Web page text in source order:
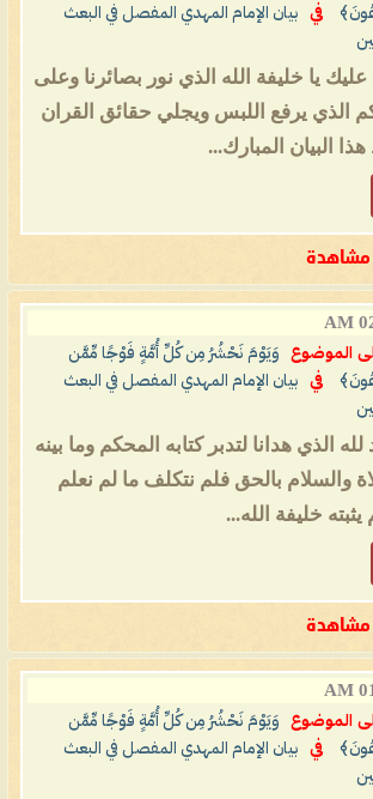
في
بيان الإمام المهدي المفصل في البعث
يا خليفة الله الذي نور بصائرنا وعلى
الذي يرفع اللبس ويجلي حقائق القران
البيان المبارك...
الموضوع
وَيَوْمَ نَحْشُرُ مِن كُلِّ أُمَّةٍ فَوْجًا مِّمَّن
في
بيان الإمام المهدي المفصل في البعث
الذي هدانا لتدبر كتابه المحكم وما بينه
والسلام بالحق فلم نتكلف ما لم نعلم
خليفة الله...
الموضوع
وَيَوْمَ نَحْشُرُ مِن كُلِّ أُمَّةٍ فَوْجًا مِّمَّن
في
بيان الإمام المهدي المفصل في البعث